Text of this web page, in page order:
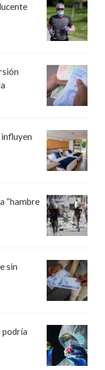
“hambre
sin
podría